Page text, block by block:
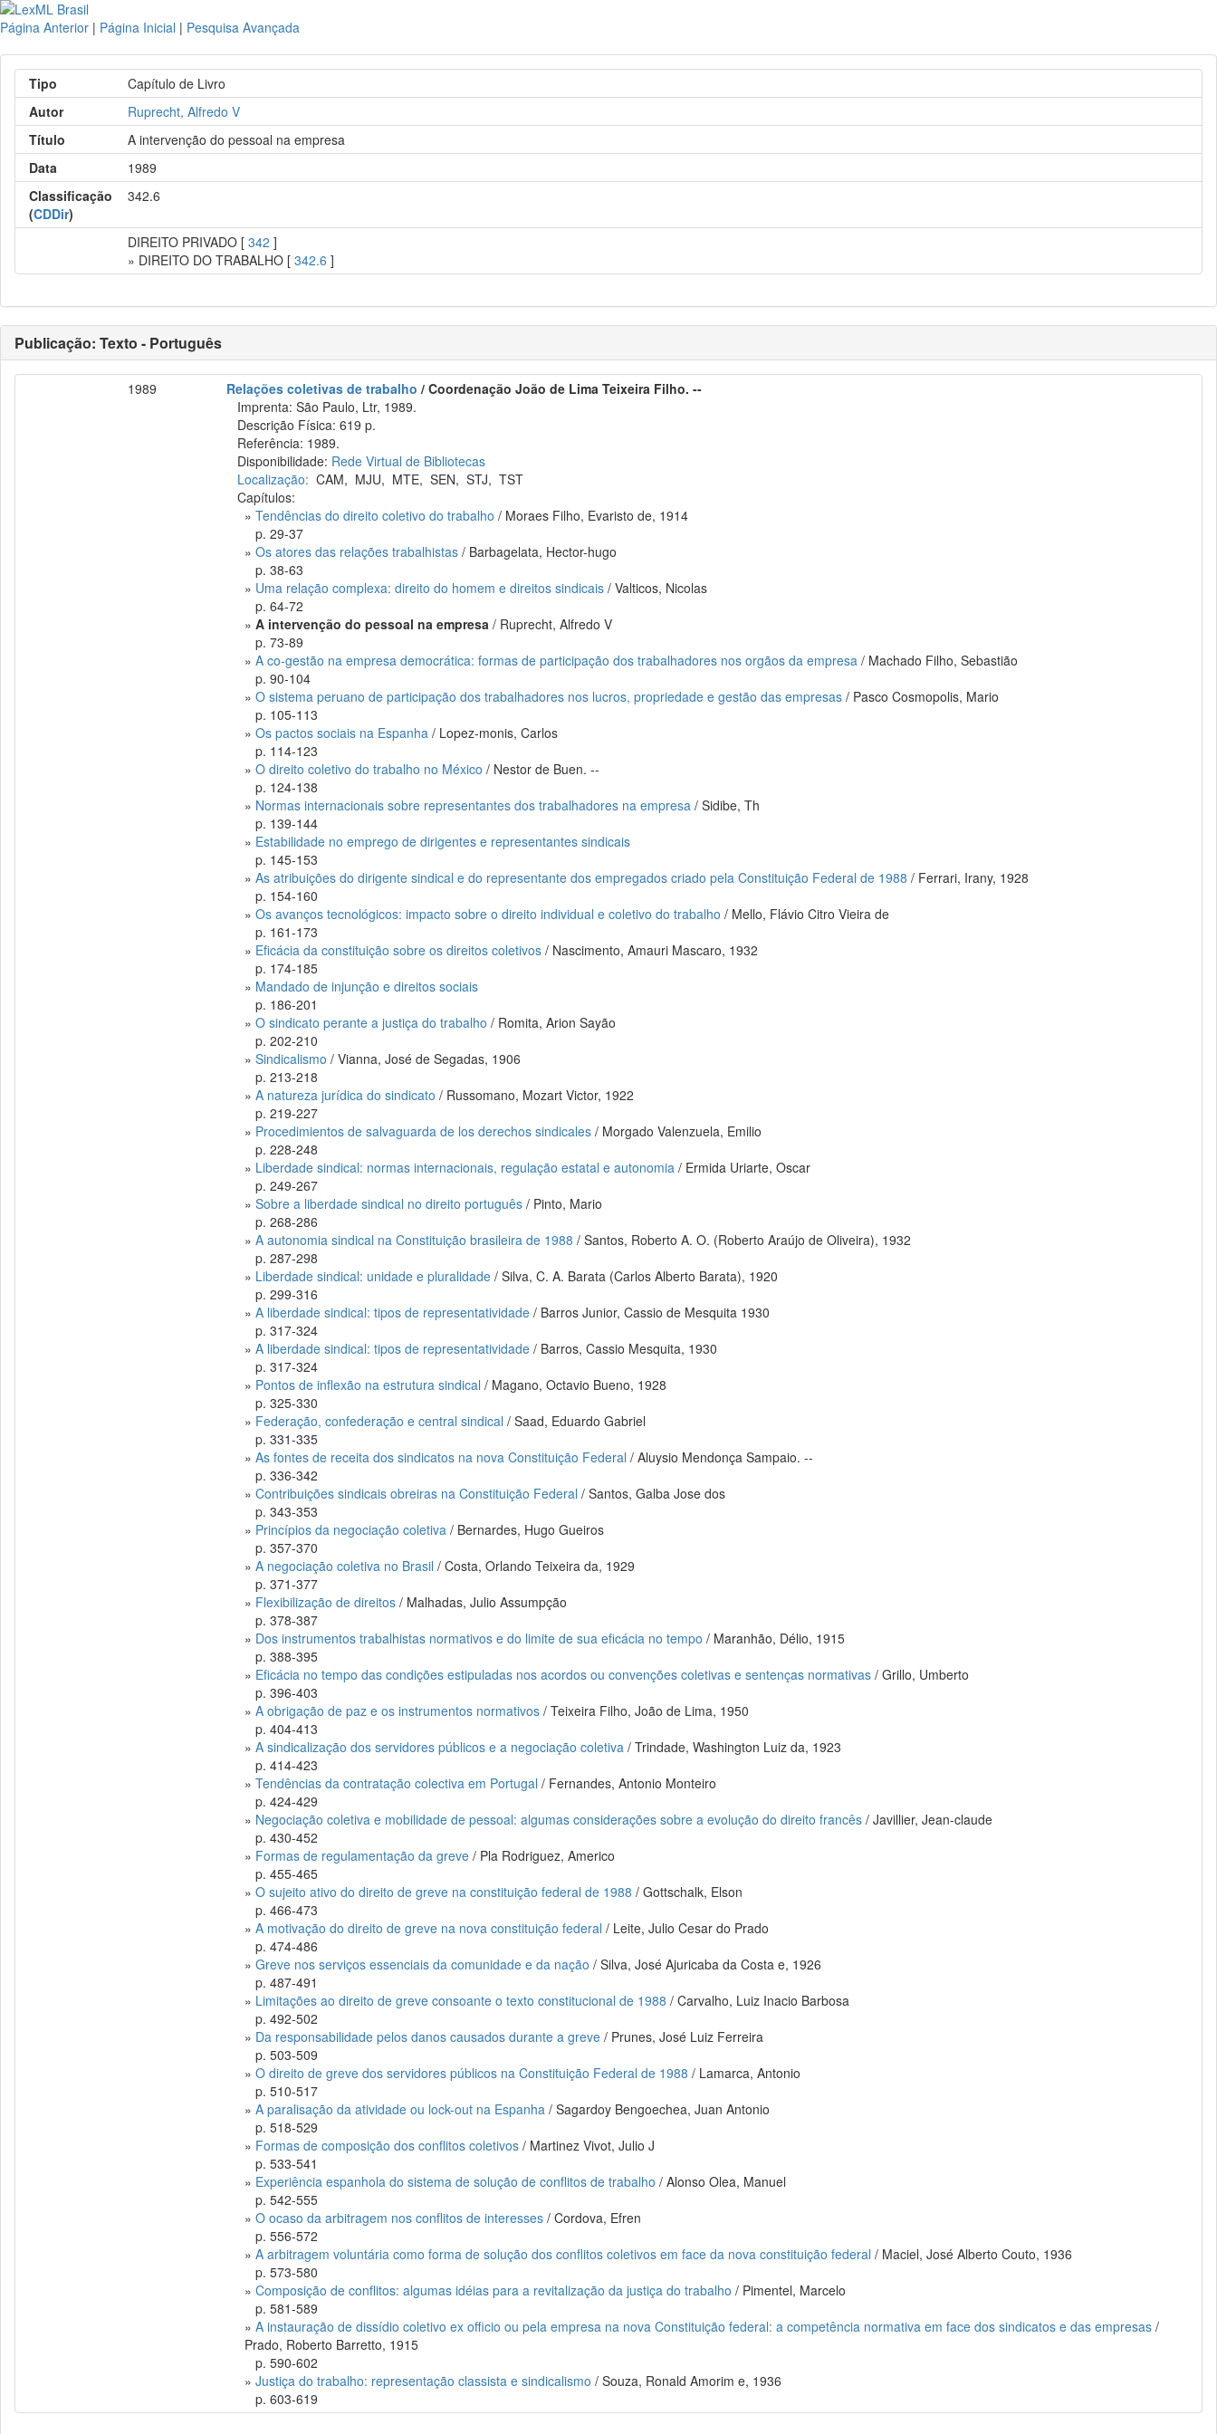
Página Anterior | Página Inicial | Pesquisa Avançada
Tipo
Capítulo de Livro
Autor
Ruprecht, Alfredo V
Título
A intervenção do pessoal na empresa
Data
1989
Classificação
(CDDir)
342.6
DIREITO PRIVADO [342 ]
» DIREITO DO TRABALHO [342.6 ]
Publicação: Texto - Português
1989 Relações coletivas de trabalho / Coordenação João de Lima Teixeira Filho. --
Imprenta: São Paulo, Ltr, 1989.
Descrição Física: 619 p.
Referência: 1989.
Disponibilidade: Rede Virtual de Bibliotecas
Localização: CAM, MJU, MTE,SEN,STJ,TST
Capítulos:
»Tendências do direito coletivo do trabalho / Moraes Filho, Evaristo de, 1914
p. 29-37
»Os atores das relações trabalhistas / Barbagelata, Hector-hugo
p. 38-63
» Uma relação complexa: direito do homem e direitos sindicais / Valticos, Nicolas
p. 64-72
»A intervenção do pessoal na empresa / Ruprecht, Alfredo V
p. 73-89
»A co-gestão na empresa democrática: formas de participação dos trabalhadores nos orgãos da empresa / Machado Filho, Sebastião
p. 90-104
»O sistema peruano de participação dos trabalhadores nos lucros, propriedade e gestão das empresas / Pasco Cosmopolis, Mario
p. 105-113
»Os pactos sociais na Espanha / Lopez-monis, Carlos
p. 114-123
»O direito coletivo do trabalho no México / Nestor de Buen. --
p. 124-138
» Normas internacionais sobre representantes dos trabalhadores na empresa / Sidibe, Th
p. 139-144
» Estabilidade no emprego de dirigentes e representantes sindicais
p. 145-153
»As atribuições do dirigente sindical e do representante dos empregados criado pela Constituição Federal de 1988 / Ferrari, Irany, 1928
p. 154-160
»Os avanços tecnológicos: impacto sobre o direito individual e coletivo do trabalho / Mello, Flávio Citro Vieira de
p. 161-173
» Eficácia da constituição sobre os direitos coletivos / Nascimento, Amauri Mascaro, 1932
p. 174-185
» Mandado de injunção e direitos sociais
p. 186-201
»O sindicato perante a justiça do trabalho / Romita, Arion Sayão
p. 202-210
»Sindicalismo / Vianna, José de Segadas, 1906
p. 213-218
»A natureza jurídica do sindicato / Russomano, Mozart Victor, 1922
p. 219-227
» Procedimientos de salvaguarda de los derechos sindicales / Morgado Valenzuela, Emilio
p. 228-248
» Liberdade sindical: normas internacionais, regulação estatal e autonomia / Ermida Uriarte, Oscar
p. 249-267
»Sobre a liberdade sindical no direito português / Pinto, Mario
p. 268-286
»A autonomia sindical na Constituição brasileira de 1988 / Santos, Roberto A. O. (Roberto Araújo de Oliveira), 1932
p. 287-298
» Liberdade sindical: unidade e pluralidade / Silva, C. A. Barata (Carlos Alberto Barata), 1920
p. 299-316
»A liberdade sindical: tipos de representatividade / Barros Junior, Cassio de Mesquita 1930
p. 317-324
»A liberdade sindical: tipos de representatividade / Barros, Cassio Mesquita, 1930
p. 317-324
» Pontos de inflexão na estrutura sindical / Magano, Octavio Bueno, 1928
p. 325-330
» Federação, confederação e central sindical / Saad, Eduardo Gabriel
p. 331-335
»As fontes de receita dos sindicatos na nova Constituição Federal / Aluysio Mendonça Sampaio. --
p. 336-342
»Contribuições sindicais obreiras na Constituição Federal / Santos, Galba Jose dos
p. 343-353
» Princípios da negociação coletiva / Bernardes, Hugo Gueiros
p. 357-370
»A negociação coletiva no Brasil / Costa, Orlando Teixeira da, 1929
p. 371-377
» Flexibilização de direitos / Malhadas, Julio Assumpção
p. 378-387
» Dos instrumentos trabalhistas normativos e do limite de sua eficácia no tempo / Maranhão, Délio, 1915
p. 388-395
» Eficácia no tempo das condições estipuladas nos acordos ou convenções coletivas e sentenças normativas / Grillo, Umberto
p. 396-403
»A obrigação de paz e os instrumentos normativos / Teixeira Filho, João de Lima, 1950
p. 404-413
»A sindicalização dos servidores públicos e a negociação coletiva / Trindade, Washington Luiz da, 1923
p. 414-423
»Tendências da contratação colectiva em Portugal / Fernandes, Antonio Monteiro
p. 424-429
» Negociação coletiva e mobilidade de pessoal: algumas considerações sobre a evolução do direito francês / Javillier, Jean-claude
p. 430-452
» Formas de regulamentação da greve / Pla Rodriguez, Americo
p. 455-465
»O sujeito ativo do direito de greve na constituição federal de 1988 / Gottschalk, Elson
p. 466-473
»A motivação do direito de greve na nova constituição federal / Leite, Julio Cesar do Prado
p. 474-486
»Greve nos serviços essenciais da comunidade e da nação / Silva, José Ajuricaba da Costa e, 1926
p. 487-491
» Limitações ao direito de greve consoante o texto constitucional de 1988 / Carvalho, Luiz Inacio Barbosa
p. 492-502
» Da responsabilidade pelos danos causados durante a greve / Prunes, José Luiz Ferreira
p. 503-509
»O direito de greve dos servidores públicos na Constituição Federal de 1988 / Lamarca, Antonio
p. 510-517
»A paralisação da atividade ou lock-out na Espanha / Sagardoy Bengoechea, Juan Antonio
p. 518-529
» Formas de composição dos conflitos coletivos / Martinez Vivot, Julio J
p. 533-541
» Experiência espanhola do sistema de solução de conflitos de trabalho / Alonso Olea, Manuel
p. 542-555
»O ocaso da arbitragem nos conflitos de interesses / Cordova, Efren
p. 556-572
»A arbitragem voluntária como forma de solução dos conflitos coletivos em face da nova constituição federal / Maciel, José Alberto Couto, 1936
p. 573-580
»Composição de conflitos: algumas idéias para a revitalização da justiça do trabalho / Pimentel, Marcelo
p. 581-589
»A instauração de dissídio coletivo ex officio ou pela empresa na nova Constituição federal: a competência normativa em face dos sindicatos e das empresas /
Prado, Roberto Barretto, 1915
p. 590-602
»Justiça do trabalho: representação classista e sindicalismo / Souza, Ronald Amorim e, 1936
p. 603-619